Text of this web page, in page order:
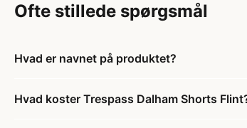
Ofte stillede spørgsmål
Hvad er navnet på produktet?
Hvad koster Trespass Dalham Shorts